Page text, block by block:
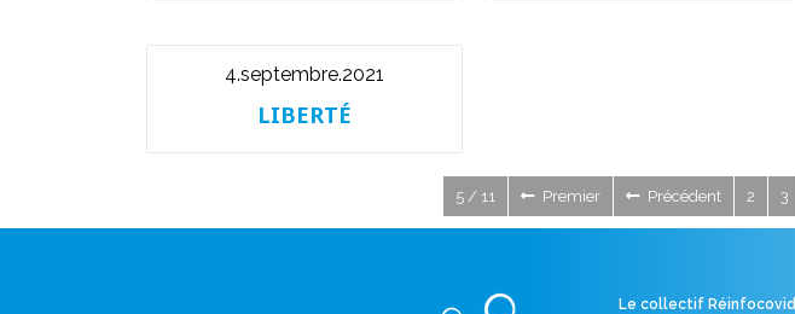
4.septembre.2021
LIBERTÉ
5 / 11 Premier Précédent 2 3
Le collectif Réinfocovid